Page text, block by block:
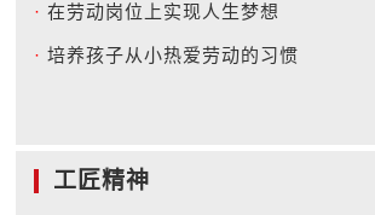
· 在劳动岗位上实现人生梦想
· 培养孩子从小热爱劳动的习惯
工匠精神